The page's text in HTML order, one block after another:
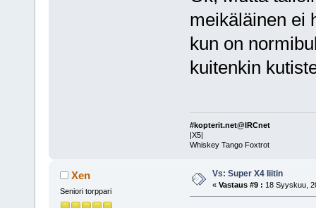
meikäläinen ei
kun on
kuitenkin
#kopterit.net@IRCnet
|X5|
Whiskey Tango Foxtrot
Xen
Seniori torppari
Vs: Super X4 liitin
« Vastaus #9 : 18 Syyskuu,